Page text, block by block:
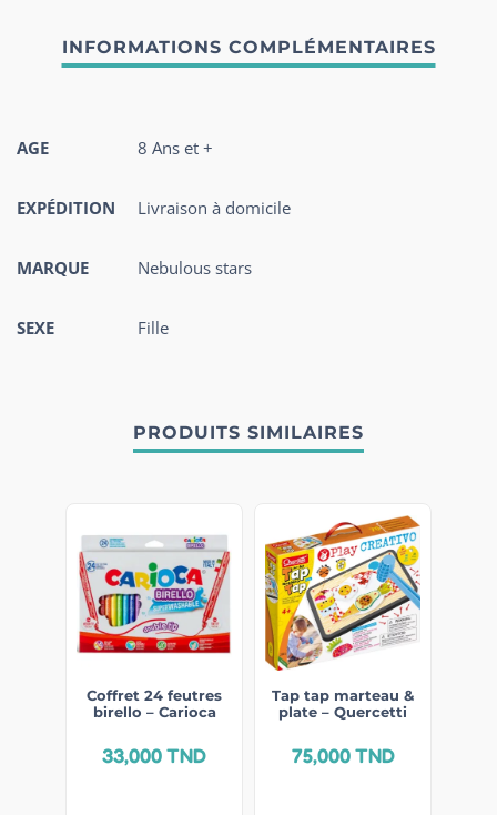
AGE 8 Ans et +
EXPÉDITION Livraison à domicile
MARQUE Nebulous stars
SEXE Fille
PRODUITS SIMILAIRES
Coffret 24 feutres
birello – Carioca
33,000TND
Tap tap marteau &
plate – Quercetti
75,000TND